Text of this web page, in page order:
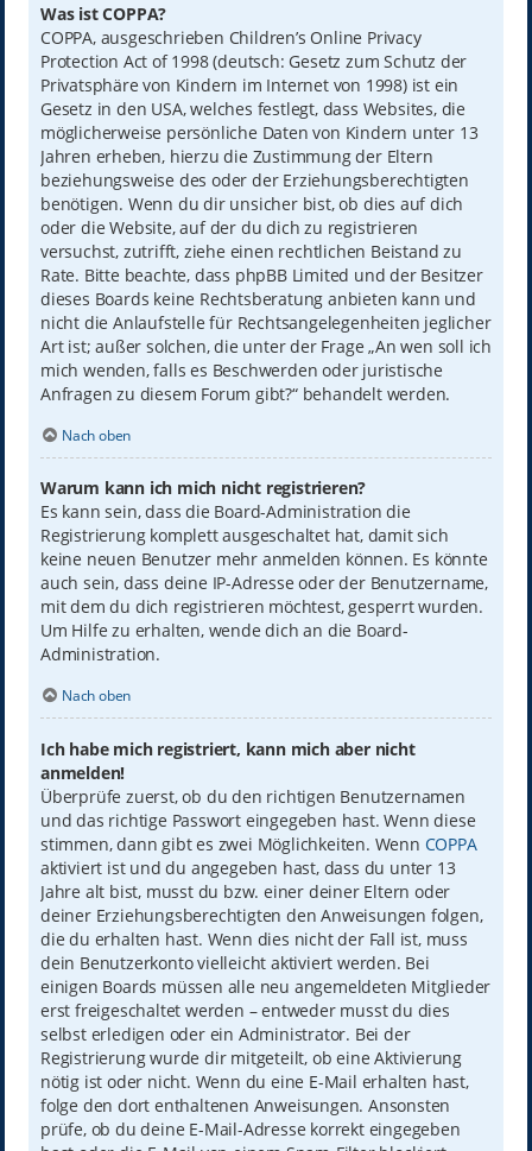
Was ist COPPA?
COPPA, ausgeschrieben Children’s Online Privacy
Protection Act of 1998 (deutsch: Gesetz zum Schutz der
Privatsphäre von Kindern im Internet von 1998) ist ein
Gesetz in den USA, welches festlegt, dass Websites, die
möglicherweise persönliche Daten von Kindern unter 13
Jahren erheben, hierzu die Zustimmung der Eltern
beziehungsweise des oder der Erziehungsberechtigten
benötigen. Wenn du dir unsicher bist, ob dies auf dich
oder die Website, auf der du dich zu registrieren
versuchst, zutrifft, ziehe einen rechtlichen Beistand zu
Rate. Bitte beachte, dass phpBB Limited und der Besitzer
dieses Boards keine Rechtsberatung anbieten kann und
nicht die Anlaufstelle für Rechtsangelegenheiten jeglicher
Art ist; außer solchen, die unter der Frage „An wen soll ich
mich wenden, falls es Beschwerden oder juristische
Anfragen zu diesem Forum gibt?“ behandelt werden.
Nach oben
Warum kann ich mich nicht registrieren?
Es kann sein, dass die Board-Administration die
Registrierung komplett ausgeschaltet hat, damit sich
keine neuen Benutzer mehr anmelden können. Es könnte
auch sein, dass deine IP-Adresse oder der Benutzername,
mit dem du dich registrieren möchtest, gesperrt wurden.
Um Hilfe zu erhalten, wende dich an die Board-
Administration.
Nach oben
Ich habe mich registriert, kann mich aber nicht
anmelden!
Überprüfe zuerst, ob du den richtigen Benutzernamen
und das richtige Passwort eingegeben hast. Wenn diese
stimmen, dann gibt es zwei Möglichkeiten. Wenn COPPA
aktiviert ist und du angegeben hast, dass du unter 13
Jahre alt bist, musst du bzw. einer deiner Eltern oder
deiner Erziehungsberechtigten den Anweisungen folgen,
die du erhalten hast. Wenn dies nicht der Fall ist, muss
dein Benutzerkonto vielleicht aktiviert werden. Bei
einigen Boards müssen alle neu angemeldeten Mitglieder
erst freigeschaltet werden – entweder musst du dies
selbst erledigen oder ein Administrator. Bei der
Registrierung wurde dir mitgeteilt, ob eine Aktivierung
nötig ist oder nicht. Wenn du eine E-Mail erhalten hast,
folge den dort enthaltenen Anweisungen. Ansonsten
prüfe, ob du deine E-Mail-Adresse korrekt eingegeben